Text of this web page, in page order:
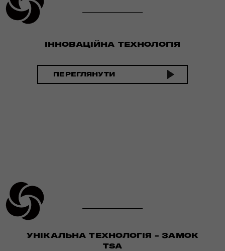
ІННОВАЦІЙНА ТЕХНОЛОГІЯ
ПЕРЕГЛЯНУТИ
УНІКАЛЬНА ТЕХНОЛОГІЯ - ЗАМОК
TSA